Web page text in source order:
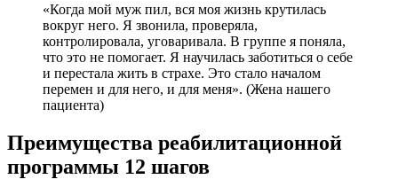
«Когда мой муж пил, вся моя жизнь крутилась
вокруг него. Я звонила, проверяла,
контролировала, уговаривала. В группе я поняла,
что это не помогает. Я научилась заботиться о себе
и перестала жить в страхе. Это стало началом
перемен и для него, и для меня». (Жена нашего
пациента)
Преимущества реабилитационной
программы 12 шагов